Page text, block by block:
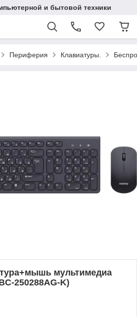
и бытовой техники
Периферия Клавиатуры.
мультимедиа
250288AG-K)